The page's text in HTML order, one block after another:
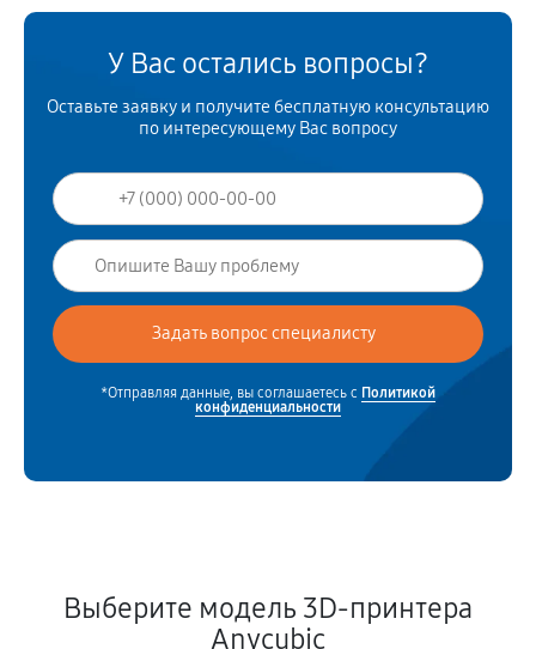
У Вас остались вопросы?
Оставьте заявку и получите бесплатную консультацию
по интересующему Вас вопросу
*Отправляя данные, вы соглашаетесь с Политикой
конфиденциальности
Выберите модель 3D-принтера
Anycubic